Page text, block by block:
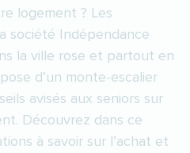
logement ? Les
société Indépendance
la ville rose et partout en
d’un monte-escalier
avisés aux seniors sur
Découvrez dans ce
à savoir sur l’achat et